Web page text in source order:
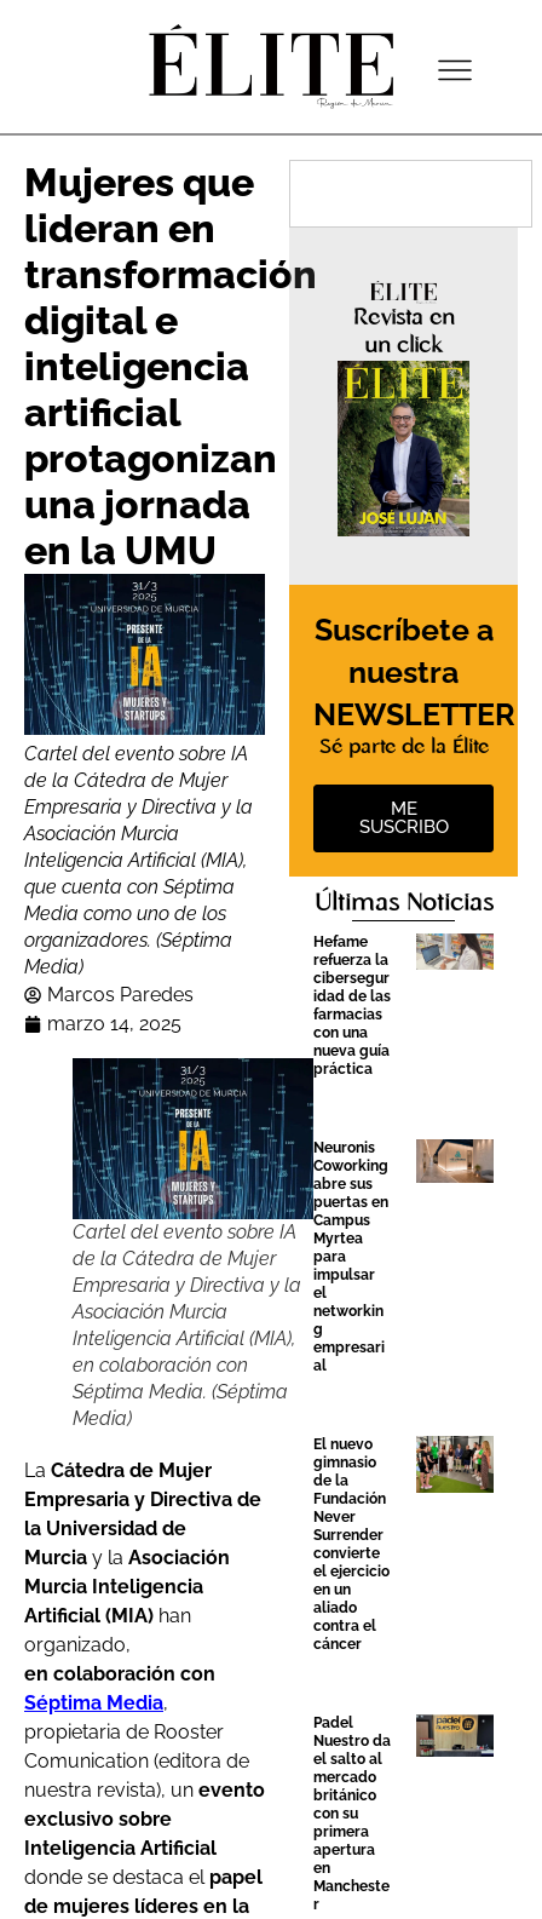
Mujeres que
lideran en
transformación
digital e
inteligencia
artificial
protagonizan
una jornada
en la UMU
Cartel del evento sobre IA
de la Cátedra de Mujer
Empresaria y Directiva y la
Asociación Murcia
Inteligencia Artificial (MIA),
que cuenta con Séptima
Media como uno de los
organizadores. (Séptima
Media)
Marcos Paredes
marzo 14, 2025
Cartel del evento sobre IA
de la Cátedra de Mujer
Empresaria y Directiva y la
Asociación Murcia
Inteligencia Artificial (MIA),
en colaboración con
Séptima Media. (Séptima
Media)
La Cátedra de Mujer
Empresaria y Directiva de
la Universidad de
Murcia y la Asociación
Murcia Inteligencia
Artificial (MIA) han
organizado,
en colaboración con
Séptima Media,
propietaria de Rooster
Comunication (editora de
nuestra revista), un evento
exclusivo sobre
Inteligencia Artificial
donde se destaca el papel
de mujeres líderes en la
Revista en
un click
Suscríbete a
nuestra
NEWSLETTER
Sé parte de la Élite
ME
SUSCRIBO
Últimas Noticias
Hefame
refuerza la
cibersegur
idad de las
farmacias
con una
nueva guía
práctica
Neuronis
Coworking
abre sus
puertas en
Campus
Myrtea
para
impulsar
el
networkin
g
empresari
al
El nuevo
gimnasio
de la
Fundación
Never
Surrender
convierte
el ejercicio
en un
aliado
contra el
cáncer
Padel
Nuestro da
el salto al
mercado
británico
con su
primera
apertura
en
Mancheste
r